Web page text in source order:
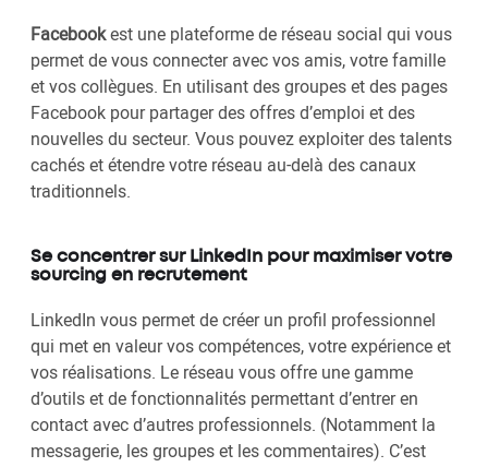
Facebookest une plateforme de réseau social qui vous
permet de vous connecter avec vos amis, votre famille
et vos collègues. En utilisant des groupes et des pages
Facebook pour partager des offres d’emploi et des
nouvelles du secteur. Vous pouvez exploiter des talents
cachés et étendre votre réseau au-delà des canaux
traditionnels.
Se concentrer sur LinkedIn pour maximiser votre
sourcing en recrutement
LinkedIn vous permet de créer un profil professionnel
qui met en valeur vos compétences, votre expérience et
vos réalisations. Le réseau vous offre une gamme
d’outils et de fonctionnalités permettant d’entrer en
contact avec d’autres professionnels. (Notamment la
messagerie, les groupes et les commentaires). C’est